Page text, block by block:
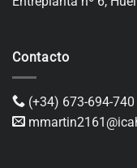
Contacto
(+34) 673-694-740